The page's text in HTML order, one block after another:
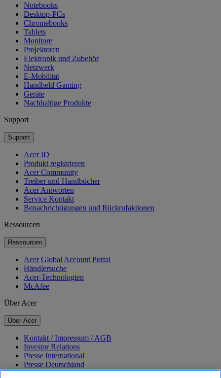
Notebooks
Desktop-PCs
Chromebooks
Tablets
Monitore
Projektoren
Elektronik und Zubehör
Netzwerk
E-Mobilität
Handheld Gaming
Geräte
Nachhaltige Produkte
Support
Support
Acer ID
Produkt registrieren
Acer Community
Treiber und Handbücher
Acer Antworten
Service Kontakt
Benachrichtigungen und Rückrufaktionen
Ressourcen
Ressourcen
Acer Global Account Portal
Händlersuche
Acer-Technologien
McAfee
Über Acer
Über Acer
Kontakt / Impressum / AGB
Investor Relations
Presse International
Presse Deutschland
Auszeichnungen